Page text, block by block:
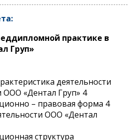
практике в
Груп»
деятельности
ООО «Дентал Груп» 4
– правовая форма 4
ООО «Дентал
структура